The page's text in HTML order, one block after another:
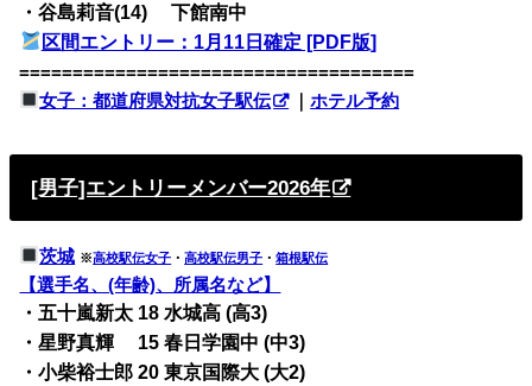
・谷島莉音(14) 下館南中
区間エントリー：1月11日確定 [PDF版]
=====================================
女子：都道府県対抗女子駅伝
｜ホテル予約
[男子]エントリーメンバー2026年
茨城 ※高校駅伝女子 ・高校駅伝男子 ・箱根駅伝
【選手名、(年齢)、所属名など】
・五十嵐新太 18 水城高 (高3)
・星野真輝 15 春日学園中 (中3)
・小柴裕士郎 20 東京国際大 (大2)